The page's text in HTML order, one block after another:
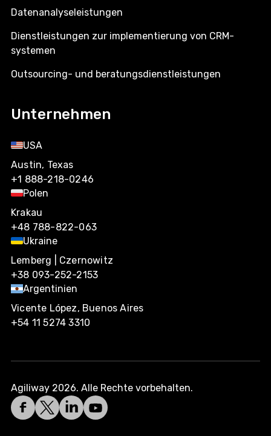
Datenanalyseleistungen
Dienstleistungen zur implementierung von CRM-
systemen
Outsourcing- und beratungsdienstleistungen
Unternehmen
USA
Austin, Texas
+1 888-218-0246
Polen
Krakau
+48 788-822-063
Ukraine
Lemberg | Czernowitz
+38 093-252-2153
Argentinien
Vicente López, Buenos Aires
+54 11 5274 3310
Agiliway 2026. Alle Rechte vorbehalten.